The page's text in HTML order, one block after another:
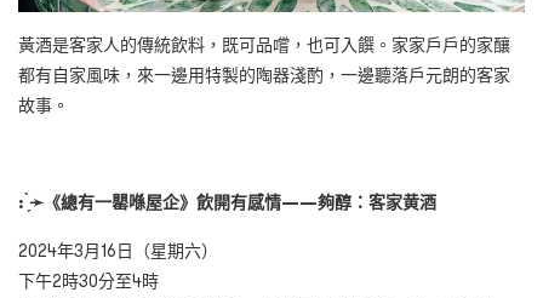
黃酒是客家人的傳統飲料，既可品嚐，也可入饌。家家戶戶的家釀
都有自家風味，來一邊用特製的陶器淺酌，一邊聽落戶元朗的客家
故事。
: ̗̀➛《總有一罌喺屋企》飲開有感情——夠醇：客家黄酒
2024年3月16日（星期六）
下午2時30分至4時